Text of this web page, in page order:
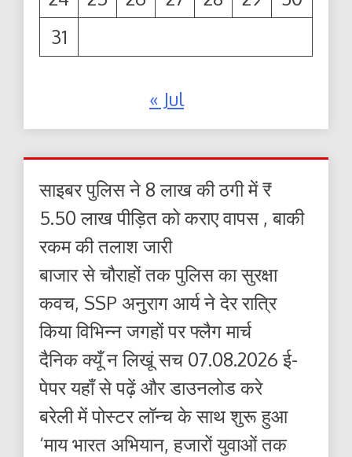
31
« Jul
साइबर पुलिस ने 8 लाख की ठगी में ₹
5.50 लाख पीड़ित को कराए वापस , बाकी
रकम की तलाश जारी
बाजार से चौराहों तक पुलिस का सुरक्षा
कवच, SSP अनुराग आर्य ने देर रात्रि
किया विभिन्न जगहों पर फ्लैग मार्च
दैनिक क्यूँ न लिखूं सच 07.08.2026 ई-
पेपर यहाँ से पढ़ें और डाउनलोड करे
बरेली में पोस्टर लॉन्च के साथ शुरू हुआ
‘माय भारत अभियान, हजारों युवाओं तक